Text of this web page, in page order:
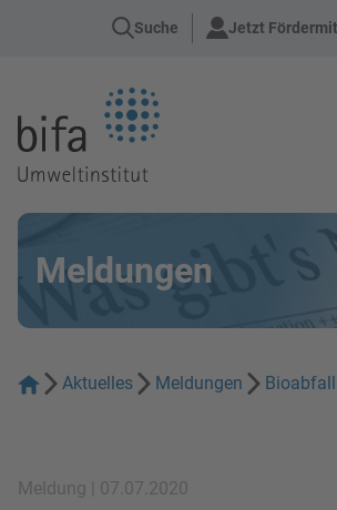
Suche Jetzt
Meldungen
Aktuelles Meldungen
Meldung | 07.07.2020